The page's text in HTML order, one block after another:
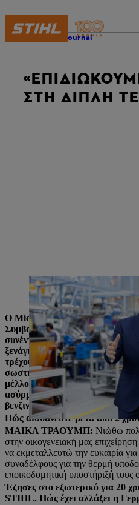
STIHL Journal
ΣΤΗ ΔΙΠΛΉ
Ο Michael Traub στη
Waiblingen.
Ο Michael Traub είναι
Συμβουλίου της STIHL εδώ και
συνέντευξή του στο «Blick ins
ξενάγησης στο Εργοστάσιο 2
τρέχουσα επιχειρηματική
σωστή στρατηγική για την
μέλλοντος. Η έμφαση δίνεται
ασύρματων συσκευών και στην
βενζινοκίνητα και ασύρματα
Πώς αισθάνεστε μετά από 2
ΜΑΙΚΛ ΤΡΑΟΥΜΠ: Νιώθω
στην οικογενειακή μας
να εκμεταλλευτώ την ευκαιρία
συναδέλφους για την θερμή
εποικοδομητική υποστήριξή τους
Έζησες στο εξωτερικό για 20
STIHL. Πώς έχει αλλάξει η